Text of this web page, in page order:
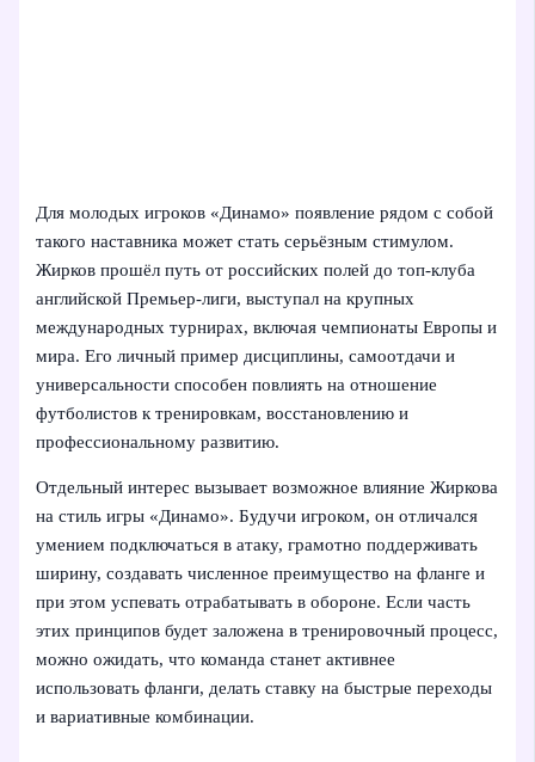
Для молодых игроков «Динамо» появление рядом с собой
такого наставника может стать серьёзным стимулом.
Жирков прошёл путь от российских полей до топ‑клуба
английской Премьер‑лиги, выступал на крупных
международных турнирах, включая чемпионаты Европы и
мира. Его личный пример дисциплины, самоотдачи и
универсальности способен повлиять на отношение
футболистов к тренировкам, восстановлению и
профессиональному развитию.
Отдельный интерес вызывает возможное влияние Жиркова
на стиль игры «Динамо». Будучи игроком, он отличался
умением подключаться в атаку, грамотно поддерживать
ширину, создавать численное преимущество на фланге и
при этом успевать отрабатывать в обороне. Если часть
этих принципов будет заложена в тренировочный процесс,
можно ожидать, что команда станет активнее
использовать фланги, делать ставку на быстрые переходы
и вариативные комбинации.